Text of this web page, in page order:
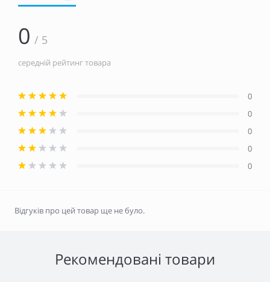
0 / 5
середній рейтинг товара
0
0
0
0
0
Відгуків про цей товар ще не було.
Рекомендовані товари